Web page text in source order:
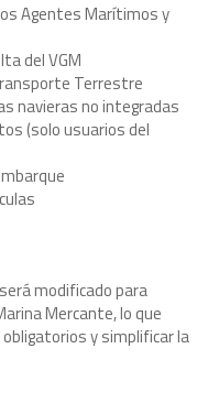
los Agentes Marítimos y
del VGM
Terrestre
navieras no integradas
(solo usuarios del
modificado para
Mercante, lo que
y simplificar la